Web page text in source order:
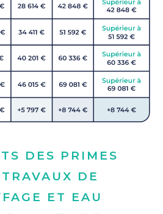
DES PRIMES
DE
ET EAU